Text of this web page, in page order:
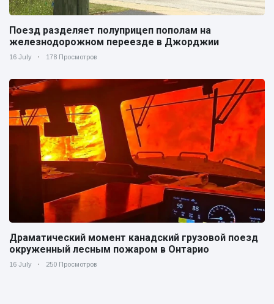
Поезд разделяет полуприцеп пополам на
железнодорожном переезде в Джорджии
16 July 178 Просмотров
Драматический момент канадский грузовой поезд
окруженный лесным пожаром в Онтарио
16 July 250 Просмотров